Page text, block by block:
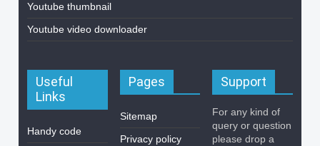
Youtube thumbnail
Youtube video downloader
Useful
Links
Handy code
Pages
Sitemap
Privacy policy
Support
For any kind of
query or question
please drop a